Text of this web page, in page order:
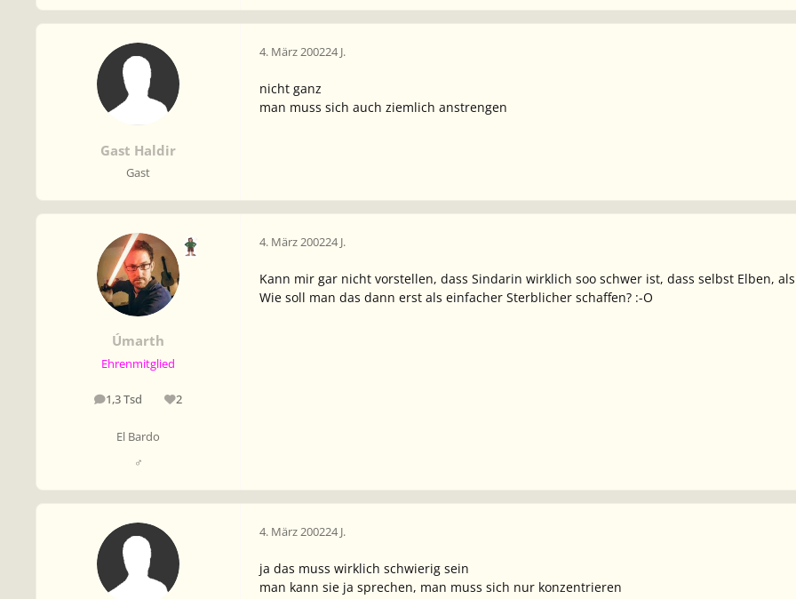
Gast Haldir
Gast
4. März 200224 J.
nicht ganz
man muss sich auch ziemlich anstrengen
Úmarth
Ehrenmitglied
1,3 Tsd
Beiträge 2
Reputation
El Bardo
♂
4. März 200224 J.
Kann mir gar nicht vorstellen, dass Sindarin wirklich soo schwer ist, dass selbst Elben, als
Wie soll man das dann erst als einfacher Sterblicher schaffen? :-O
4. März 200224 J.
ja das muss wirklich schwierig sein
man kann sie ja sprechen, man muss sich nur konzentrieren